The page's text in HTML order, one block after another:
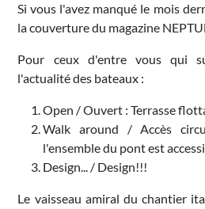
Si vous l'avez manqué le mois
la couverture du magazine
Pour ceux d'entre vous qui
l'actualité des bateaux :
Open / Ouvert : Terrasse
Walk around / Accès
l'ensemble du pont est
Design... / Design!!!
Le vaisseau amiral du chantier